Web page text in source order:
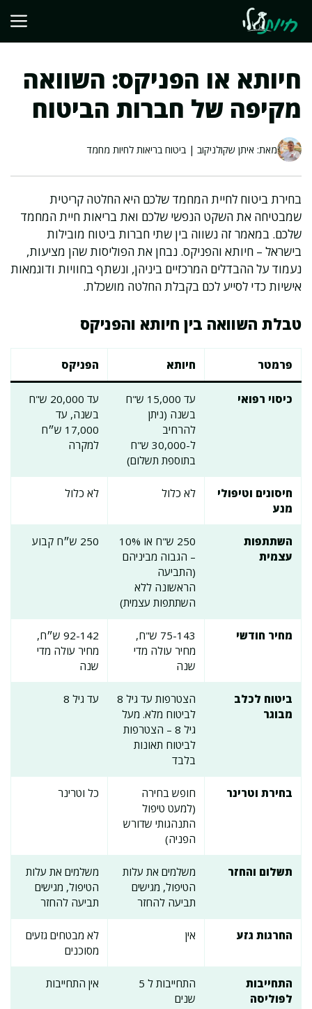
לתוכן
חיותא או הפניקס: השוואה
מקיפה של חברות הביטוח
מאת: איתן שקולניקוב | ביטוח בריאות לחיות מחמד
בחירת ביטוח לחיית המחמד שלכם היא החלטה קריטית
שמבטיחה את השקט הנפשי שלכם ואת בריאות חיית המחמד
שלכם. במאמר זה נשווה בין שתי חברות ביטוח מובילות
בישראל – חיותא והפניקס. נבחן את הפוליסות שהן מציעות,
נעמוד על ההבדלים המרכזיים ביניהן, ונשתף בחוויות ודוגמאות
אישיות כדי לסייע לכם בקבלת החלטה מושכלת.
טבלת השוואה בין חיותא והפניקס
פרמטר חיותא הפניקס
כיסוי רפואי
עד 15,000 ש"ח
בשנה (ניתן
להרחיב
ל-30,000 ש"ח
בתוספת תשלום)
עד 20,000 ש"ח
בשנה, עד
17,000 ש״ח
למקרה
חיסונים וטיפולי
מנע
לא כלול לא כלול
השתתפות
עצמית
250 ש"ח או 10%
– הגבוה מביניהם
(התביעה
הראשונה ללא
השתתפות עצמית)
250 ש״ח קבוע
מחיר חודשי
75-143 ש"ח,
מחיר עולה מדי
שנה
92-142 ש״ח,
מחיר עולה מדי
שנה
ביטוח לכלב
מבוגר
הצטרפות עד גיל 8
לביטוח מלא. מעל
גיל 8 – הצטרפות
לביטוח תאונות
בלבד
עד גיל 8
בחירת וטרינר
חופש בחירה
(למעט טיפול
התנהגותי שדורש
הפניה)
כל וטרינר
תשלום והחזר
משלמים את עלות
הטיפול, מגישים
תביעה להחזר
משלמים את עלות
הטיפול, מגישים
תביעה להחזר
החרגות גזע אין
לא מבטחים גזעים
מסוכנים
התחייבות
לפוליסה
התחייבות ל 5
שנים
אין התחייבות